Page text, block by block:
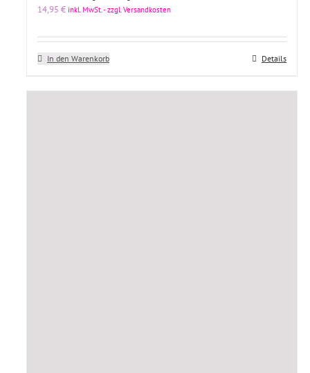
14,95 € inkl. MwSt. - zzgl. Versandkosten
In den Warenkorb Details